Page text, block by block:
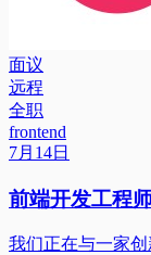
面议
远程
全职
frontend
7月14日
前端开发工程
我们正在与一家